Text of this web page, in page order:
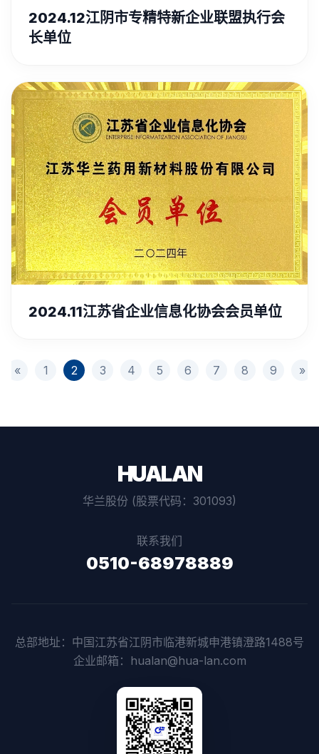
2024.12江阴市专精特新企业联盟执行会
长单位
2024.11江苏省企业信息化协会会员单位
« 1 2 3 4 5 6 7 8 9 »
HUALAN
华兰股份 (股票代码：301093)
联系我们
0510-68978889
总部地址：中国江苏省江阴市临港新城申港镇澄路1488号
企业邮箱：hualan@hua-lan.com